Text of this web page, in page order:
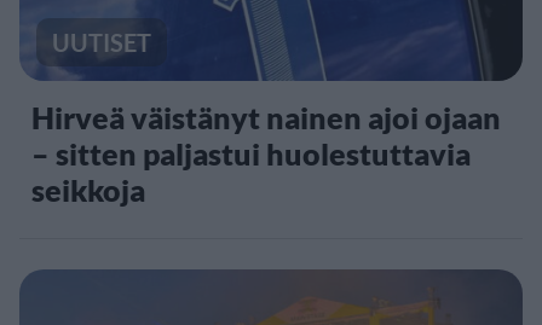
UUTISET
Hirveä väistänyt nainen ajoi ojaan
– sitten paljastui huolestuttavia
seikkoja